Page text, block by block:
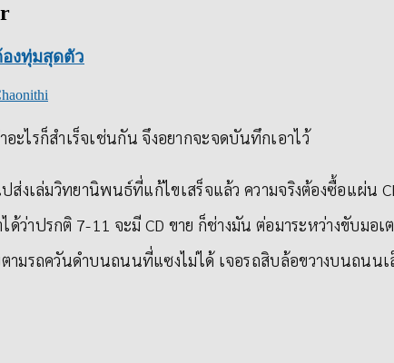
งทุ่มสุดตัว
ไรก็สำเร็จเช่นกัน จึงอยากจะจดบันทึกเอาไว้
ส่งเล่มวิทยานิพนธ์ที่แก้ไขเสร็จแล้ว ความจริงต้องซื้อแผ่น
ว่าปรกติ 7-11 จะมี CD ขาย ก็ช่างมัน ต่อมาระหว่างขับมอเ
ามรถควันดำบนถนนที่แซงไม่ได้ เจอรถสิบล้อขวางบนถนนเ